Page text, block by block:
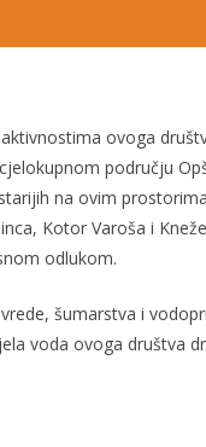
ovoga
području
na ovim
Kotor Varoša i
odlukom.
šumarstva i
voda ovoga društva